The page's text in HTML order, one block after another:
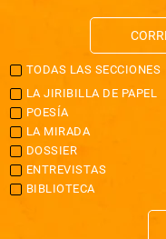
TODAS LAS SECCIONES
LA JIRIBILLA DE PAPEL
POESÍA
LA MIRADA
DOSSIER
ENTREVISTAS
BIBLIOTECA